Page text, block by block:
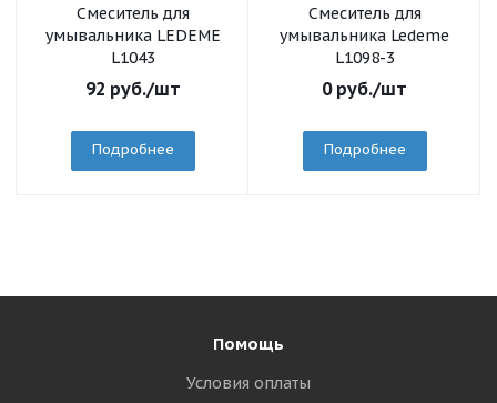
Смеситель для
умывальника LEDEME
L1043
92 руб./шт
Подробнее
Смеситель для
умывальника Ledeme
L1098-3
0руб./шт
Подробнее
Помощь
Условия оплаты